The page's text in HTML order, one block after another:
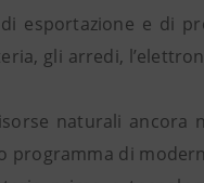
esportazione e di
gli arredi,
naturali
di